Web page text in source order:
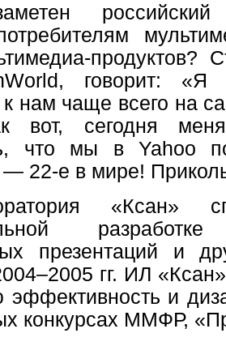
продуктов?
говорит:
нам чаще всего на
вот, сегодня
что мы в Yahoo
22-е в мире!
«Ксан»
презентаций и
гг. ИЛ
эффективность и
конкурсах ММФР,